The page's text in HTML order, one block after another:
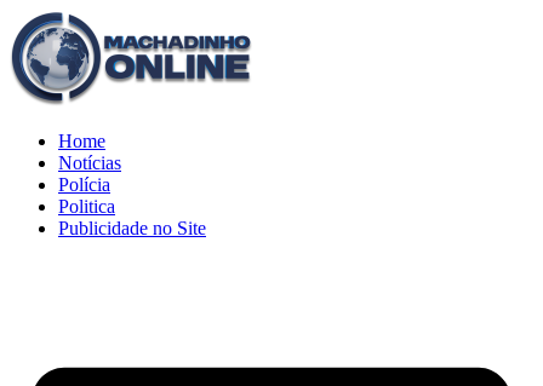
Home
Notícias
Polícia
Politica
Publicidade no Site